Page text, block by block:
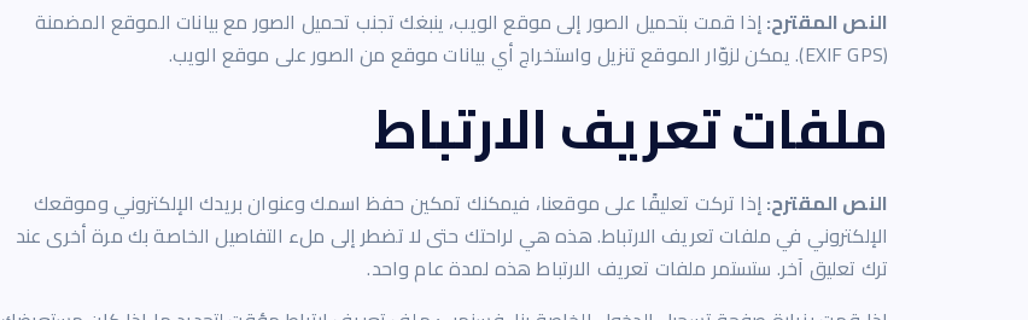
النص المقترح:إذا قمت بتحميل الصور إلى موقع الويب، ينبغك تجنب تحميل الصور مع بيانات الموقع المضمنة
(EXIF GPS). يمكن لزوّار الموقع تنزيل واستخراج أي بيانات موقع من الصور على موقع الويب.
ملفات تعريف الارتباط
النص المقترح:إذا تركت تعليقًا على موقعنا، فيمكنك تمكين حفظ اسمك وعنوان بريدك الإلكتروني وموقعك
الإلكتروني في ملفات تعريف الارتباط. هذه هي لراحتك حتى لا تضطر إلى ملء التفاصيل الخاصة بك مرة أخرى عند
ترك تعليق آخر. ستستمر ملفات تعريف الارتباط هذه لمدة عام واحد.